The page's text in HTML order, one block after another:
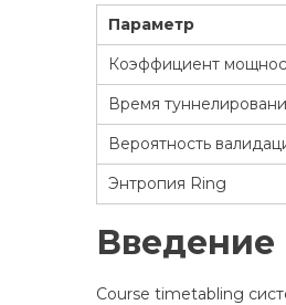
Параметр
Коэффициент
Время
Вероятность
Энтропия Ring
Введение
Course timetabling